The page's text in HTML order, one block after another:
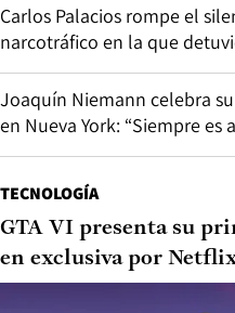
Carlos Palacios rompe el
narcotráfico en la que
Joaquín Niemann celebra
en Nueva York: “Siempre
TECNOLOGÍA
GTA VI presenta su
en exclusiva por